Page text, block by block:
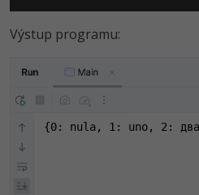
Výstup programu:
{0: nula, 1: uno, 2: